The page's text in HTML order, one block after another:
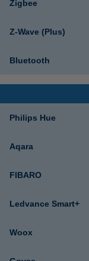
Zigbee
Z-Wave (Plus)
Bluetooth
Philips Hue
Aqara
FIBARO
Ledvance Smart+
Woox